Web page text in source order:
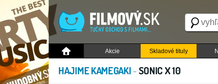
Akcie Skladové tituly
HAJIME KAMEGAKI-SONIC X 10